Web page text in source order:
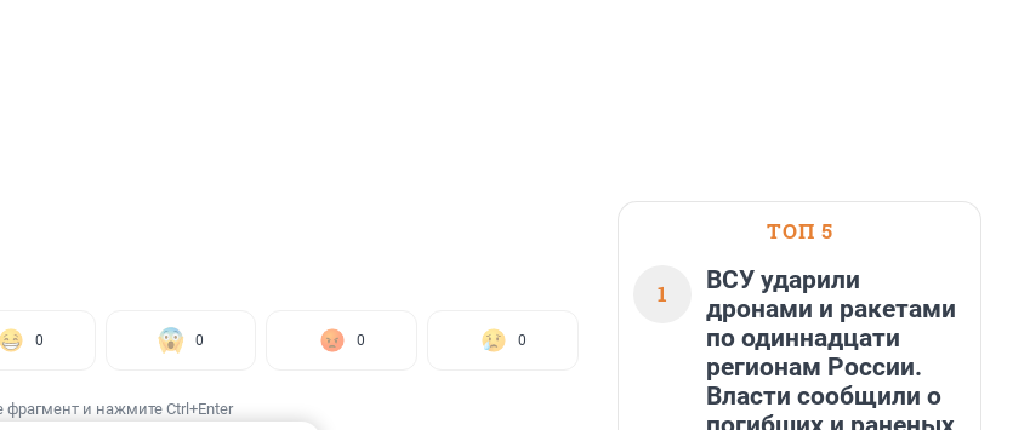
0 0 0 0
и нажмите Ctrl+Enter
ТОП 5
1
ВСУ ударили
дронами и ракетами
по одиннадцати
регионам России.
Власти сообщили о